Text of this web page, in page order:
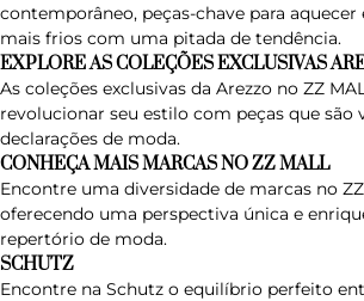
contemporâneo, peças-chave para aquecer
mais frios com uma pitada de tendência.
EXPLORE AS COLEÇÕES EXCLUSIVAS
As coleções exclusivas da Arezzo no ZZ
revolucionar seu estilo com peças que são
declarações de moda.
CONHEÇA MAIS MARCAS NO ZZ MALL
Encontre uma diversidade de marcas no
oferecendo uma perspectiva única e
repertório de moda.
SCHUTZ
Encontre na Schutz o equilíbrio perfeito